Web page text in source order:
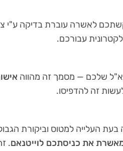
לאשרה עוברת בדיקה ע"י
עבורכם.
זה להדפיסו.
העלייה למטוס וביקורת
את כניסתכם לוייטנאם.